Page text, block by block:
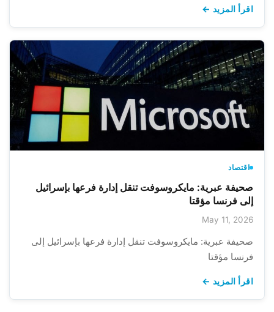
اقرأ المزيد ←
اقتصاد
صحيفة عبرية: مايكروسوفت تنقل إدارة فرعها بإسرائيل
إلى فرنسا مؤقتا
May 11, 2026
صحيفة عبرية: مايكروسوفت تنقل إدارة فرعها بإسرائيل إلى
فرنسا مؤقتا
اقرأ المزيد ←